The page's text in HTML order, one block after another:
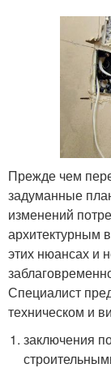
Прежде чем
задуманные
изменений
архитектурным
этих нюансах и
Специалист
техническом и
заключения